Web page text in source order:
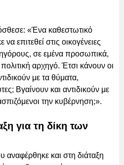
«Ένα καθεστωτικό
επιτεθεί στις οικογένειες
σε εμένα προσωπικά,
αρχηγό. Έτσι κάνουν οι
με τα θύματα,
Βγαίνουν και αντιδικούν με
την κυβέρνηση;».
για τη δίκη των
και στη διάταξη